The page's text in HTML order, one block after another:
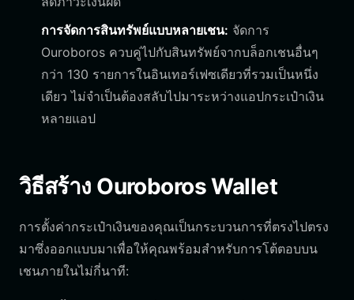
การจัดการสินทรัพย์แบบหลายเชน: จัดการ
Ouroboros ควบคู่ไปกับสินทรัพย์จากบล็อกเชนอื่นๆ
กว่า 130 รายการในอินเทอร์เฟซเดียวที่รวมเป็นหนึ่ง
เดียว ไม่จำเป็นต้องสลับไปมาระหว่างแอปกระเป๋าเงิน
หลายแอป
วิธีสร้าง Ouroboros Wallet
การตั้งค่ากระเป๋าเงินของคุณเป็นกระบวนการที่ตรงไปตรง
มาซึ่งออกแบบมาเพื่อให้คุณพร้อมสำหรับการโต้ตอบบน
เชนภายในไม่กี่นาที: